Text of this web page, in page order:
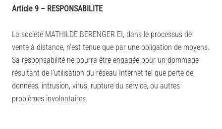
Article 9 – RESPONSABILITE
La société MATHILDE BERENGER EI, dans le processus de
vente à distance, n’est tenue que par une obligation de moyens.
Sa responsabilité ne pourra être engagée pour un dommage
résultant de l’utilisation du réseau Internet tel que perte de
données, intrusion, virus, rupture du service, ou autres
problèmes involontaires.